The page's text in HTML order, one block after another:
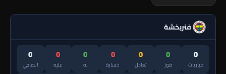
فنربخشة
0
مباريات
0
فوز
0
تعادل
0
خسارة
0
له
0
عليه
0
الصافي